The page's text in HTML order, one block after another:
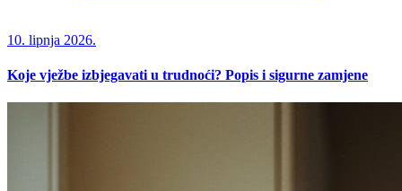
10. lipnja 2026.
Koje vježbe izbjegavati u trudnoći? Popis i sigurne zamjene